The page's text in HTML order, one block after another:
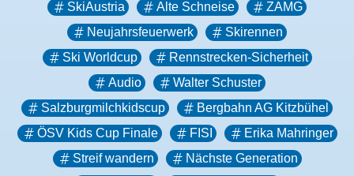
SkiAustria
Alte Schneise
ZAMG
Neujahrsfeuerwerk
Skirennen
Ski Worldcup
Rennstrecken-Sicherheit
Audio
Walter Schuster
Salzburgmilchkidscup
Bergbahn AG Kitzbühel
ÖSV Kids Cup Finale
FISI
Erika Mahringer
Streif wandern
Nächste Generation